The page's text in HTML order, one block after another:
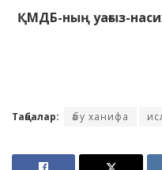
ҚМДБ-ның уағыз-
Таңбалар: әбу ханифа